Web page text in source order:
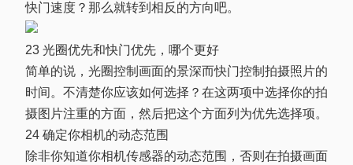
快门速度？那么就转到相反的方向吧。
23 光圈优先和快门优先，哪个更好
简单的说，光圈控制画面的景深而快门控制拍摄照片的
时间。不清楚你应该如何选择？在这两项中选择你的拍
摄图片注重的方面，然后把这个方面列为优先选择项。
24 确定你相机的动态范围
除非你知道你相机传感器的动态范围，否则在拍摄画面